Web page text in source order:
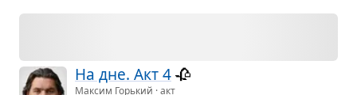
На дне. Акт 4🥀
Максим Горький · акт